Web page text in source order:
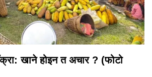
खाने होइन त अचार ? (फोटो